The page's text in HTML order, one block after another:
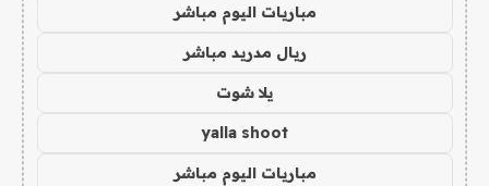
مباريات اليوم مباشر
ريال مدريد مباشر
يلا شوت
yalla shoot
مباريات اليوم مباشر